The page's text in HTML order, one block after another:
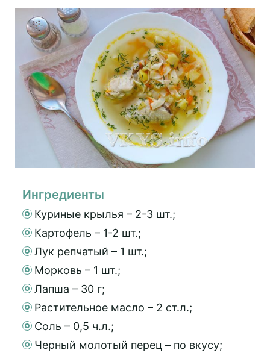
Ингредиенты
Куриные крылья – 2-3 шт.;
Картофель – 1-2 шт.;
Лук репчатый – 1 шт.;
Морковь – 1 шт.;
Лапша – 30 г;
Растительное масло – 2 ст.л.;
Соль – 0,5 ч.л.;
Черный молотый перец – по вкусу;